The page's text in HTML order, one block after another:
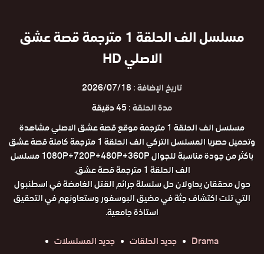
مسلسل الف الحلقة 1 مترجمة قصة عشق
الاصلي HD
تاريخ الإضافة :2026/07/18
مدة الحلقة :45 دقيقة
مسلسل الف الحلقة 1 مترجمة موقع قصة عشق الاصلي مشاهدة
وتحميل حصريا المسلسل التركي الف الحلقة 1 مترجمة كاملة قصة عشق
باكثر من جودة مناسبة للجوال 1080P+720P+480P+360P مسلسل
الف الحلقة 1 مترجمة قصة عشق.
حول محققان يحاولان حل سلسلة جرائم القتل الغامضة في اسطنبول
التي تلت اكتشاف جثة في مضيق البوسفور وستعاونهم في التحقيق
استاذة جامعية.
Drama
جديد الحلقات
جديد المسلسلات